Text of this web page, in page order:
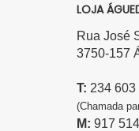
LOJA
Rua José
3750-157
T: 234 603
(Chamada
M: 917